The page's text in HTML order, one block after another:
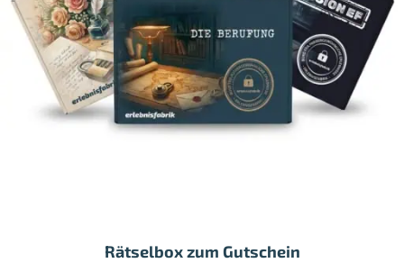
Rätselbox zum Gutschein